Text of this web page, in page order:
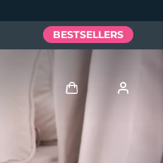
BESTSELLERS
Anmelden